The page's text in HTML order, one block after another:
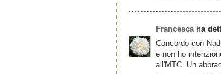
Francesca ha
Concordo con
e non ho
all'MTC. Un